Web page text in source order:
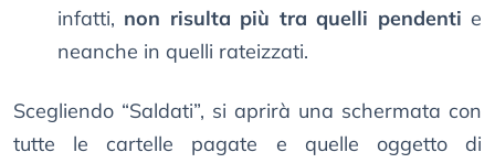
infatti, non risulta più tra quelli pendenti e
neanche in quelli rateizzati.
Scegliendo “Saldati”, si aprirà una schermata con
tutte le cartelle pagate e quelle oggetto di